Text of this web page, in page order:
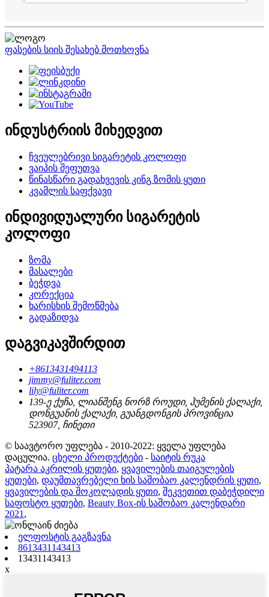
ფასების სიის შესახებ მოთხოვნა
ინდუსტრიის მიხედვით
ჩვეულებრივი სიგარეტის კოლოფი
ვაიპის შეფუთვა
წინასწარი გადახვევის კინგ ზომის ყუთი
კვამლის საფქვავი
ინდივიდუალური სიგარეტის
კოლოფი
ზომა
მასალები
ბეჭდვა
კორექცია
ხარისხის შემოწმება
გადაზიდვა
დაგვიკავშირდით
+8613431494113
jimmy@fuliter.com
lily@fuliter.com
139-ე ქუჩა, ლიანშენგ ნორზ როუდი, ჰუმენის ქალაქი,
დონგუანის ქალაქი, გუანგდონგის პროვინცია
523907, ჩინეთი
© საავტორო უფლება - 2010-2022: ყველა უფლება
დაცულია. ცხელი პროდუქტები - საიტის რუკა
პატარა აკრილის ყუთები, ყვავილების თაიგულების
ყუთები, დაუმთავრებელი ხის საშობაო კალენდრის ყუთი,
ყვავილების და შოკოლადის ყუთი, შეკვეთით დაბეჭდილი
საფოსტო ყუთები, Beauty Box-ის საშობაო კალენდარი
2021 ,
ელფოსტის გაგზავნა
8613431143413
13431143413
x